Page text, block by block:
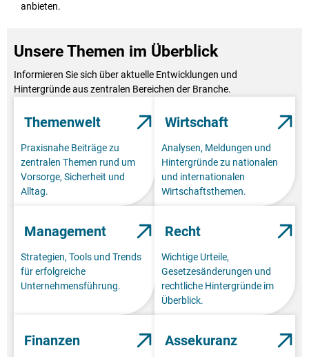
anbieten.
Unsere Themen im Überblick
Informieren Sie sich über aktuelle Entwicklungen und
Hintergründe aus zentralen Bereichen der Branche.
Themenwelt
Praxisnahe Beiträge zu
zentralen Themen rund um
Vorsorge, Sicherheit und
Alltag.
Wirtschaft
Analysen, Meldungen und
Hintergründe zu nationalen
und internationalen
Wirtschaftsthemen.
Management
Strategien, Tools und Trends
für erfolgreiche
Unternehmensführung.
Recht
Wichtige Urteile,
Gesetzesänderungen und
rechtliche Hintergründe im
Überblick.
Finanzen Assekuranz